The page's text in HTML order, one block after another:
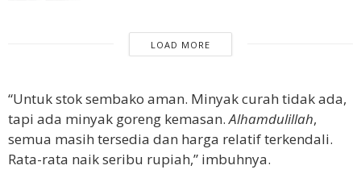
LOAD MORE
“Untuk stok sembako aman. Minyak curah tidak ada,
tapi ada minyak goreng kemasan.Alhamdulillah,
semua masih tersedia dan harga relatif terkendali.
Rata-rata naik seribu rupiah,” imbuhnya.